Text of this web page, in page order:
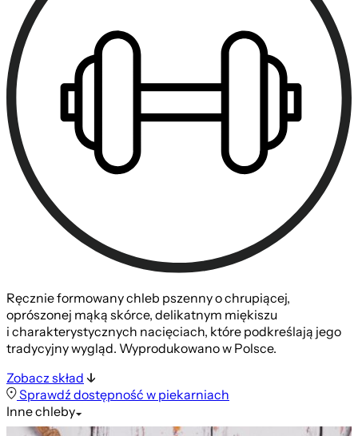
Ręcznie formowany chleb pszenny o chrupiącej,
oprószonej mąką skórce, delikatnym miękiszu
i charakterystycznych nacięciach, które podkreślają jego
tradycyjny wygląd. Wyprodukowano w Polsce.
Zobacz skład
Sprawdź dostępność w piekarniach
Innechleby